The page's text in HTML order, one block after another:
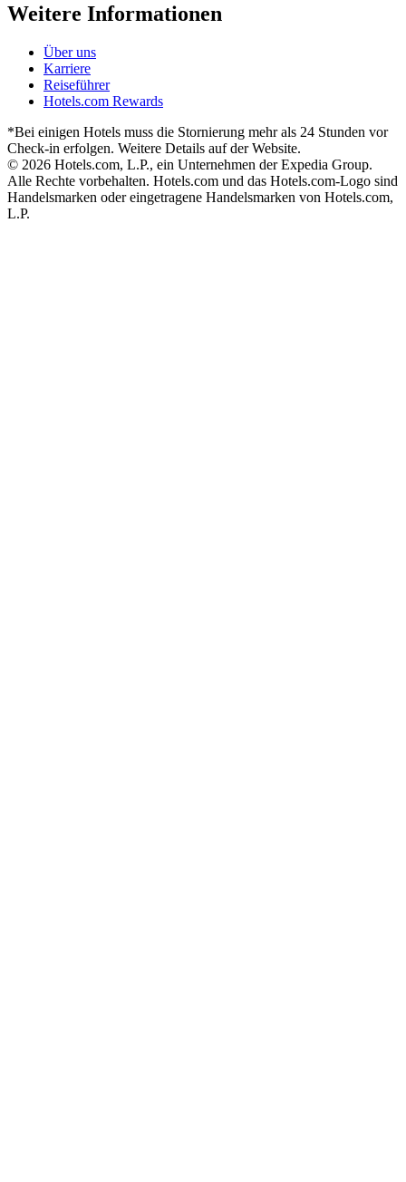
Weitere Informationen
Über uns
Karriere
Reiseführer
Hotels.com Rewards
*Bei einigen Hotels muss die Stornierung mehr als 24 Stunden vor
Check-in erfolgen. Weitere Details auf der Website.
© 2026 Hotels.com, L.P., ein Unternehmen der Expedia Group.
Alle Rechte vorbehalten. Hotels.com und das Hotels.com-Logo sind
Handelsmarken oder eingetragene Handelsmarken von Hotels.com,
L.P.